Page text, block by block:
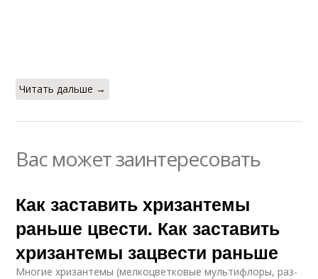
Читать дальше →
Вас может заинтересовать
Как заставить хризантемы
раньше цвести. Как заставить
хризантемы зацвести раньше
Многие хризантемы (мелко­цветковые мультифлоры, раз­